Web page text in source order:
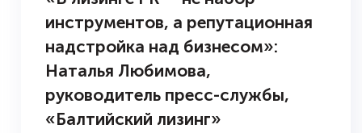
инструментов, а репутационная
надстройка над бизнесом»:
Наталья Любимова,
руководитель пресс-службы,
«Балтийский лизинг»